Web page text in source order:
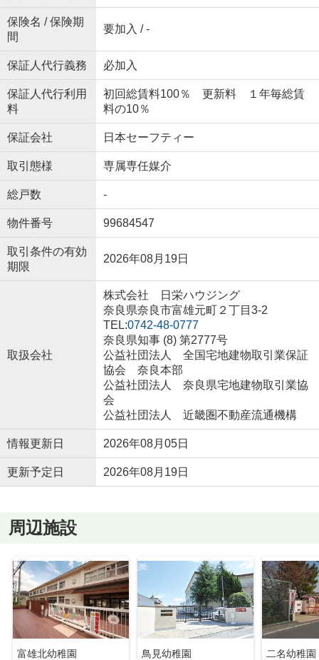
保険名 / 保険期
間
要加入 / -
保証人代行義務 必加入
保証人代行利用
料
初回総賃料100％ 更新料 １年毎総賃
料の10％
保証会社 日本セーフティー
取引態様 専属専任媒介
総戸数 -
物件番号 99684547
取引条件の有効
期限
2026年08月19日
取扱会社
株式会社 日栄ハウジング
奈良県奈良市富雄元町２丁目3-2
TEL:0742-48-0777
奈良県知事 (8) 第2777号
公益社団法人 全国宅地建物取引業保証
協会 奈良本部
公益社団法人 奈良県宅地建物取引業協
会
公益社団法人 近畿圏不動産流通機構
情報更新日 2026年08月05日
更新予定日 2026年08月19日
周辺施設
富雄北幼稚園
鳥見幼稚園
二名幼稚園